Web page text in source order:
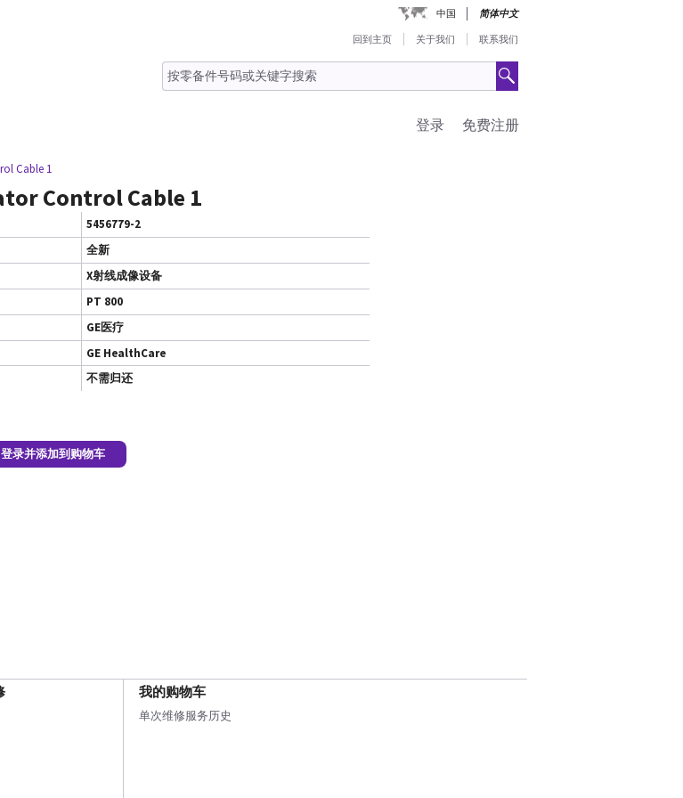
中国 简体中文
回到主页 关于我们 联系我们
免费注册
登录
Cable 1
Control Cable 1
5456779-2
全新
X射线成像设备
PT 800
GE医疗
GE HealthCare
不需归还
登录并添加到购物车
我的购物车
单次维修服务历史